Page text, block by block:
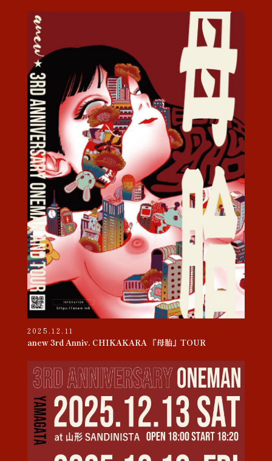
2025.12.11
anew 3rd Anniv. CHIKAKARA 『母胎』TOUR